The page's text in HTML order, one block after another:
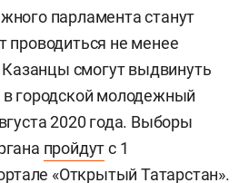
парламента станут
проводиться не менее
Казанцы смогут выдвинуть
городской молодежный
2020 года. Выборы
пройдутс 1
«Открытый Татарстан».